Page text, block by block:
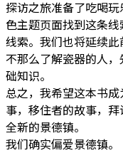
探访之旅准备了吃喝
色主题页面找到这条
线索。我们也将延续
不那么了解瓷器的人
础知识。
总之，我希望这本书
事，移住者的故事，
全新的景德镇。
我们确实偏爱景德镇。